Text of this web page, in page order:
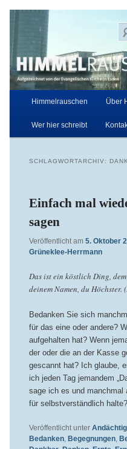
primären
springen
sekundären
springen
Aufgezeichnet von der
Hauptmenü
Himmelrauschen Über
Wer hier schreibt
SCHLAGWORTARCHIV:
Einfach mal
sagen
Veröffentlicht am 5. Oktober
Grüneklee-Herrmann
Das ist ein köstlich Ding,
deinem Namen, du Höchster.
Bedanken Sie sich
für das eine oder andere?
aufgehalten hat? Wenn
der oder die an der Kasse
gescannt hat? Ich glaube,
ich jeden Tag jemandem
sage ich es und
für selbstverständlich halte?
Veröffentlicht unter
Bedanken, Begegnungen,